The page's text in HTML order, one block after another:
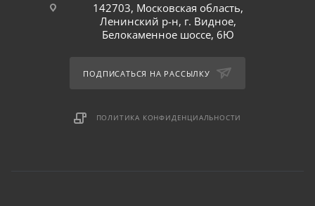
142703, Московская область,
Ленинский р-н, г. Видное,
Белокаменное шоссе, 6Ю
ПОДПИСАТЬСЯ НА РАССЫЛКУ
ПОЛИТИКА КОНФИДЕНЦИАЛЬНОСТИ